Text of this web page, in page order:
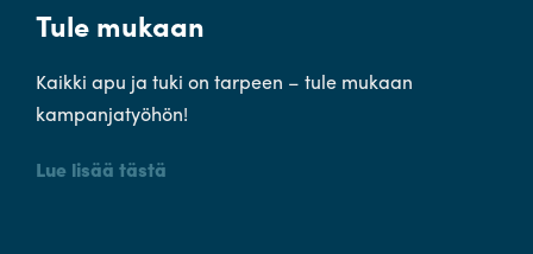
Tule mukaan
Kaikki apu ja tuki on tarpeen – tule mukaan
kampanjatyöhön!
Lue lisää tästä